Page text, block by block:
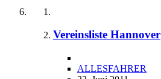
Vereinsliste Hannover
ALLESFAHRER